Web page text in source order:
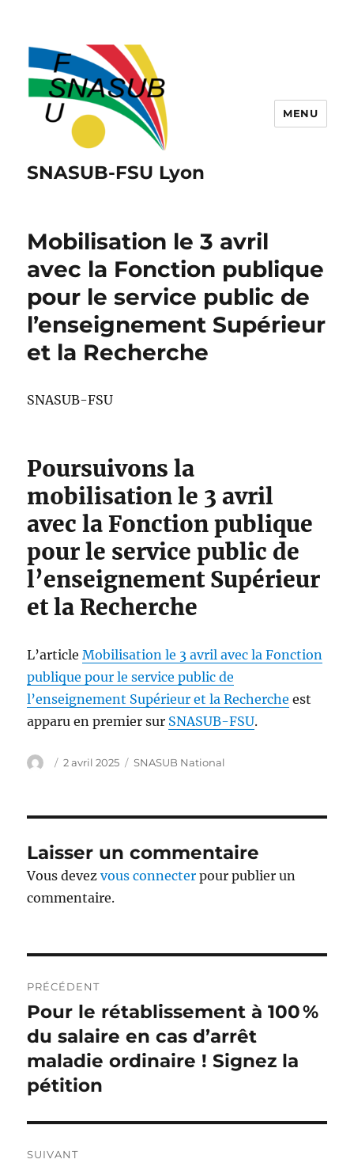
SNASUB-FSU Lyon
MENU
Mobilisation le 3 avril
avec la Fonction publique
pour le service public de
l’enseignement Supérieur
et la Recherche
SNASUB-FSU
Poursuivons la
mobilisation le 3 avril
avec la Fonction publique
pour le service public de
l’enseignement Supérieur
et la Recherche
L’articleMobilisation le 3 avril avec la Fonction
publique pour le service public de
l’enseignement Supérieur et la Recherche est
apparu en premier sur SNASUB-FSU.
Auteur
Publié
2 avril 2025 Catégories
SNASUB National
Laisser un commentaire
Vous devezvous connecter pour publier un
commentaire.
de
l’article
PRÉCÉDENT
Publication
précédente :
Pour le rétablissement à 100 %
du salaire en cas d’arrêt
maladie ordinaire ! Signez la
pétition
SUIVANT